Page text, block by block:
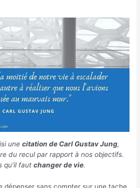
unecitation de Carl Gustav Jung,
du recul par rapport à nos objectifs.
qu’il fautchanger de vie.